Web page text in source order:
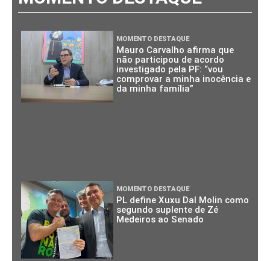
MOMENTO DESTAQUE
Mauro Carvalho afirma que
não participou de acordo
investigado pela PF: “vou
comprovar a minha inocência e
da minha família”
MOMENTO DESTAQUE
PL define Xuxu Dal Molin como
segundo suplente de Zé
Medeiros ao Senado